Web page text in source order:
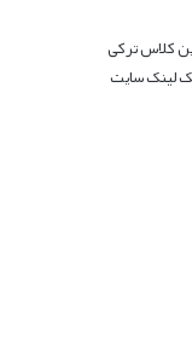
کلاس ترکی
لینکسایت